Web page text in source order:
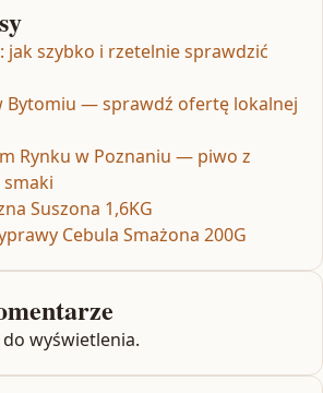
jak szybko i rzetelnie sprawdzić
Bytomiu — sprawdź ofertę lokalnej
Rynku w Poznaniu — piwo z
Suszona 1,6KG
Cebula Smażona 200G
wyświetlenia.